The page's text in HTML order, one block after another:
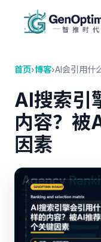
首页›博客›AI会引用什
AI搜索引
内容？被
因素